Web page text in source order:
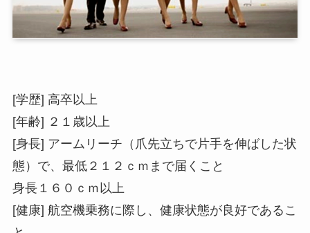
[学歴] 高卒以上
[年齢] ２１歳以上
[身長] アームリーチ（爪先立ちで片手を伸ばした状
態）で、最低２１２ｃｍまで届くこと
身長１６０ｃｍ以上
[健康] 航空機乗務に際し、健康状態が良好であるこ